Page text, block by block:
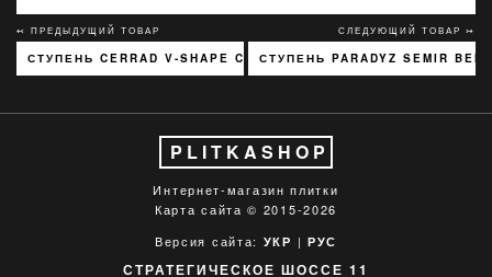
↢ ПРЕДЫДУЩИЙ ТОВАР
СТУПЕНЬ CERRAD V-SHAPE COTTAGE CARDAMOM 0705
СЛЕДУЮЩИЙ ТОВАР ↣
СТУПЕНЬ PARADYZ SEMIR
PLITKASHOP
Интернет-магазин плитки
Карта сайта © 2015-2026
Версия сайта: УКР | РУС
СТРАТЕГИЧЕСКОЕ ШОССЕ 11